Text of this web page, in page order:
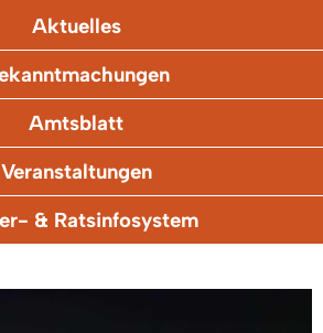
Aktuelles
Amtsblatt
Veranstaltungen
& Ratsinfosystem